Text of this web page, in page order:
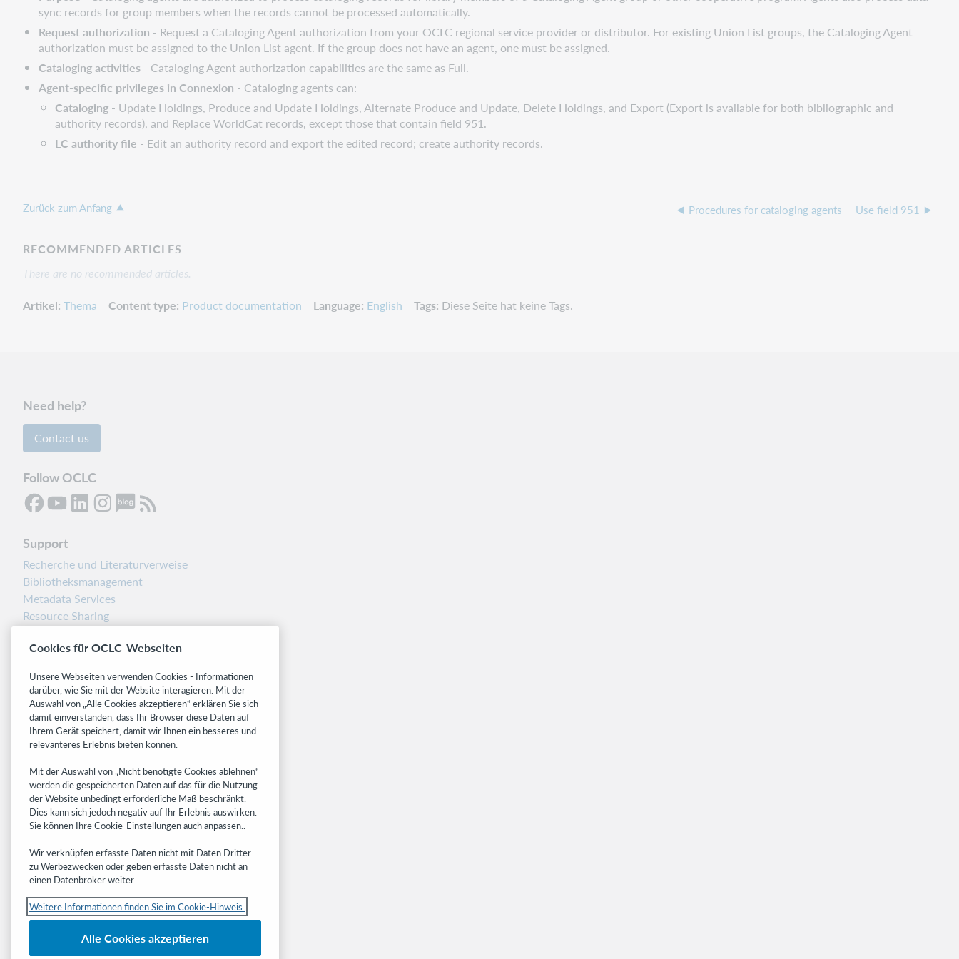
sync records for group members when the records cannot be processed automatically.
Request authorization - Request a Cataloging Agent authorization from your OCLC regional service provider or distributor. For existing Union List groups, the Cataloging Agent
authorization must be assigned to the Union List agent. If the group does not have an agent, one must be assigned.
Cataloging activities - Cataloging Agent authorization capabilities are the same as Full.
Agent-specific privileges in Connexion - Cataloging agents can:
Cataloging - Update Holdings, Produce and Update Holdings, Alternate Produce and Update, Delete Holdings, and Export (Export is available for both bibliographic and
authority records), and Replace WorldCat records, except those that contain field 951.
LC authority file - Edit an authority record and export the edited record; create authority records.
Zurück zum Anfang Procedures for cataloging agents Use field 951
RECOMMENDED ARTICLES
There are no recommended articles.
Artikel Thema Content type Product documentation Language English Tags Diese Seite hat keine Tags.
Need help?
Contact us
Follow OCLC
Support
Recherche und Literaturverweise
Bibliotheksmanagement
Metadata Services
Resource Sharing
Freigabemitteilungen
Related sites
OCLC.org
BibFormats
Research
WebJunction
Developer Network
Get the latest product updates, research,
events, and much more—right to your inbox.
Subscribe now
Cookies für OCLC-Webseiten
Unsere Webseiten verwenden Cookies - Informationen
darüber, wie Sie mit der Website interagieren. Mit der
Auswahl von „Alle Cookies akzeptieren“ erklären Sie sich
damit einverstanden, dass Ihr Browser diese Daten auf
Ihrem Gerät speichert, damit wir Ihnen ein besseres und
relevanteres Erlebnis bieten können.
Mit der Auswahl von „Nicht benötigte Cookies ablehnen“
werden die gespeicherten Daten auf das für die Nutzung
der Website unbedingt erforderliche Maß beschränkt.
Dies kann sich jedoch negativ auf Ihr Erlebnis auswirken.
Sie können Ihre Cookie-Einstellungen auch anpassen..
Wir verknüpfen erfasste Daten nicht mit Daten Dritter
zu Werbezwecken oder geben erfasste Daten nicht an
einen Datenbroker weiter.
Weitere Informationen finden Sie im Cookie-Hinweis.
Alle Cookies akzeptieren